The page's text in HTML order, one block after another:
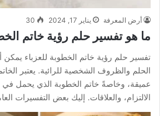
أرض المعرفة يناير 17, 2024 30
ما هو تفسير حلم رؤية خاتم
تفسير حلم رؤية خاتم الخطوبة للعزباء يمكن
الحلم والظروف الشخصية للرائية. يعتبر
عميقة، وخاصةً خاتم الخطوبة الذي يحمل في
الالتزام، والعلاقات. إليك بعض التفسيرات